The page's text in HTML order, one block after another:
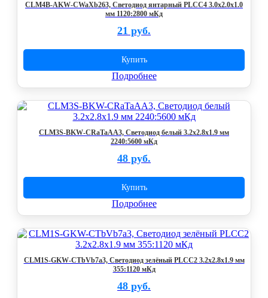
CLM4B-AKW-CWaXb263, Светодиод янтарный PLCC4 3.0x2.0x1.0
мм 1120:2800 мКд
21 руб.
Купить
Подробнее
CLM3S-BKW-CRaTaAA3, Светодиод белый 3.2x2.8x1.9 мм
2240:5600 мКд
48 руб.
Купить
Подробнее
CLM1S-GKW-CTbVb7a3, Светодиод зелёный PLCC2 3.2x2.8x1.9 мм
355:1120 мКд
48 руб.